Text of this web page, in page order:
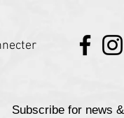
Subscribe for news